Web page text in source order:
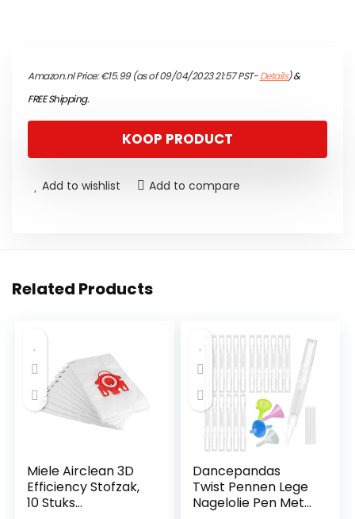
Amazon.nl Price:€15.99(as of 09/04/2023 21:57 PST-Details)&
FREE Shipping.
KOOP PRODUCT
Add to wishlist Add to compare
Related Products
Miele Airclean 3D
Efficiency Stofzak,
10 Stuks
Dancepandas
Twist Pennen Lege
Nagelolie Pen Met